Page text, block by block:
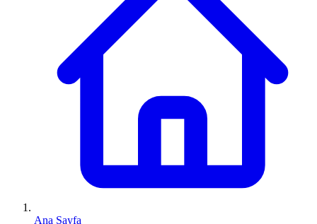
Ana Sayfa